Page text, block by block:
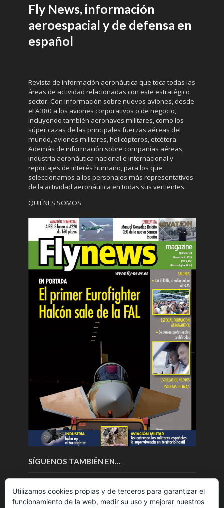
Fly News, información
aeroespacial y de defensa en
español
Revista de información aeronáutica que toca todas las
áreas de actividad relacionadas con este estratégico
sector. Con información sobre nuevos aviones, desde
el A380 a los aviones corporativos o de negocio,
incluyendo también aeronaves militares, como los
súper cazas de las principales fuerzas aéreas del
mundo, aviones militares, helicópteros, etcétera.
Además de información sobre compañías aéreas,
industria aeronáutica nacional e internacional y
reportajes de interés humano, para los que
seleccionamos a los personajes más representativos
de la actividad aeronáutica en todas sus vertientes.
QUIÉNES SOMOS
SÍGUENOS TAMBIÉN EN…
Utilizamos cookies propias y de terceros para garantizar el
funcionamiento de la web, medir su uso y mejorar nuestros